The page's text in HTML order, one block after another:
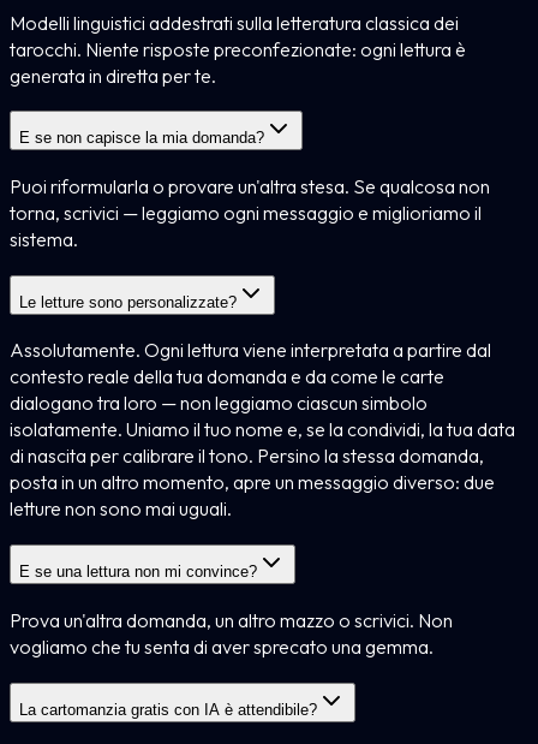
Modelli linguistici addestrati sulla letteratura classica dei
tarocchi. Niente risposte preconfezionate: ogni lettura è
generata in diretta per te.
E se non capisce la mia domanda?
Puoi riformularla o provare un'altra stesa. Se qualcosa non
torna, scrivici — leggiamo ogni messaggio e miglioriamo il
sistema.
Le letture sono personalizzate?
Assolutamente. Ogni lettura viene interpretata a partire dal
contesto reale della tua domanda e da come le carte
dialogano tra loro — non leggiamo ciascun simbolo
isolatamente. Uniamo il tuo nome e, se la condividi, la tua data
di nascita per calibrare il tono. Persino la stessa domanda,
posta in un altro momento, apre un messaggio diverso: due
letture non sono mai uguali.
E se una lettura non mi convince?
Prova un'altra domanda, un altro mazzo o scrivici. Non
vogliamo che tu senta di aver sprecato una gemma.
La cartomanzia gratis con IA è attendibile?